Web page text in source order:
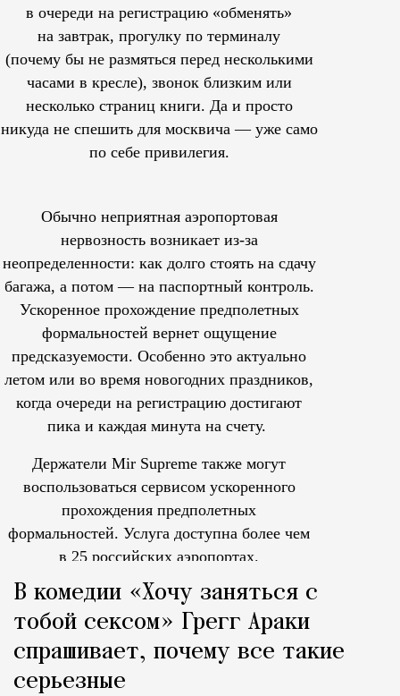
в очереди на регистрацию «обменять»
на завтрак, прогулку по терминалу
(почему бы не размяться перед несколькими
часами в кресле), звонок близким или
несколько страниц книги. Да и просто
никуда не спешить для москвича — уже само
по себе привилегия.
Обычно неприятная аэропортовая
нервозность возникает из-за
неопределенности: как долго стоять на сдачу
багажа, а потом — на паспортный контроль.
Ускоренное прохождение предполетных
формальностей вернет ощущение
предсказуемости. Особенно это актуально
летом или во время новогодних праздников,
когда очереди на регистрацию достигают
пика и каждая минута на счету.
Держатели Mir Supreme также могут
воспользоваться сервисом ускоренного
прохождения предполетных
формальностей. Услуга доступна более чем
в 25 российских аэропортах.
В комедии «Хочу заняться с
тобой сексом» Грегг Араки
спрашивает, почему все такие
серьезные